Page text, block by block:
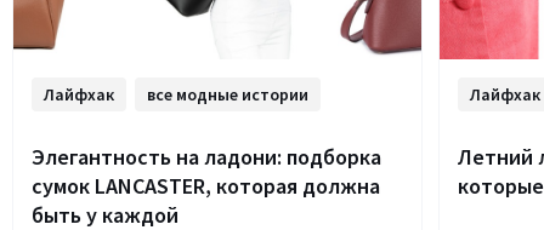
Лайфхак все модные истории
Элегантность на ладони: подборка
сумок LANCASTER, которая должна
быть у каждой
Лайфхак
Летний